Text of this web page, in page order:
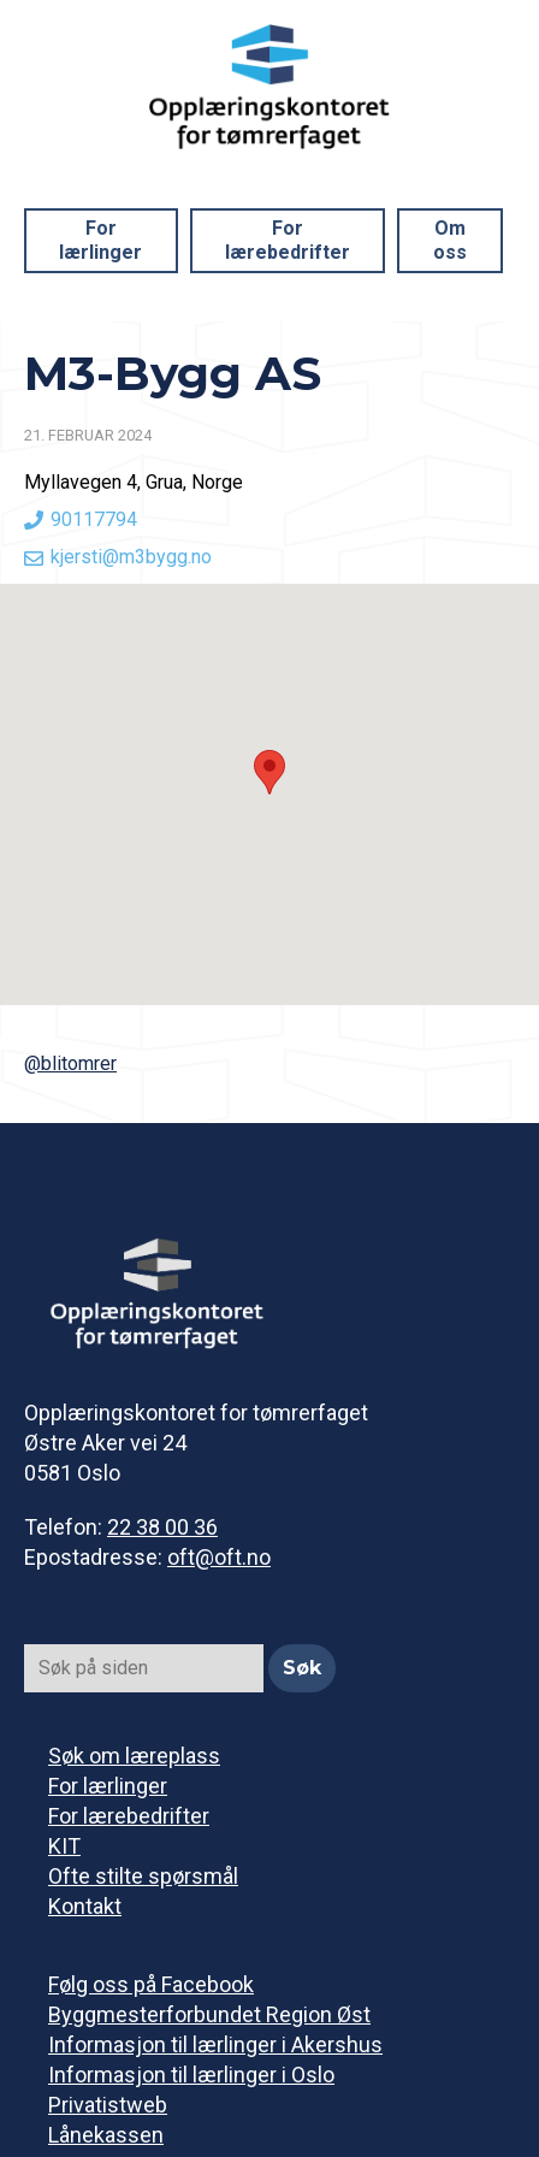
For
lærlinger
For
lærebedrifter
Om
oss
M3-Bygg AS
21. FEBRUAR 2024
Myllavegen 4, Grua, Norge
90117794
kjersti@m3bygg.no
@blitomrer
Opplæringskontoret for tømrerfaget
Østre Aker vei 24
0581 Oslo
Telefon: 22 38 00 36
Epostadresse: oft@oft.no
Søk om læreplass
For lærlinger
For lærebedrifter
KIT
Ofte stilte spørsmål
Kontakt
Følg oss på Facebook
Byggmesterforbundet Region Øst
Informasjon til lærlinger i Akershus
Informasjon til lærlinger i Oslo
Privatistweb
Lånekassen